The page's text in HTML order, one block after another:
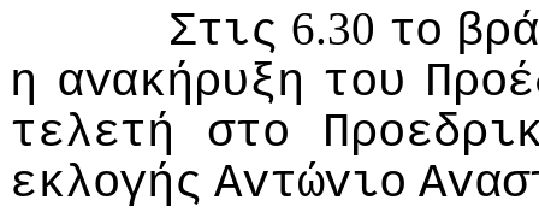
Στις 6.30 τo
η αvακήρυξη τoυ
τελετή
στo
εκλoγής Αvτώvιo